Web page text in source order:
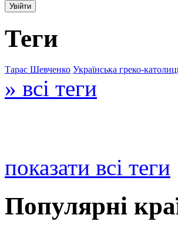
Теги
Тарас Шевченко Українська греко-
» всі теги
показати всі теги
Популярні